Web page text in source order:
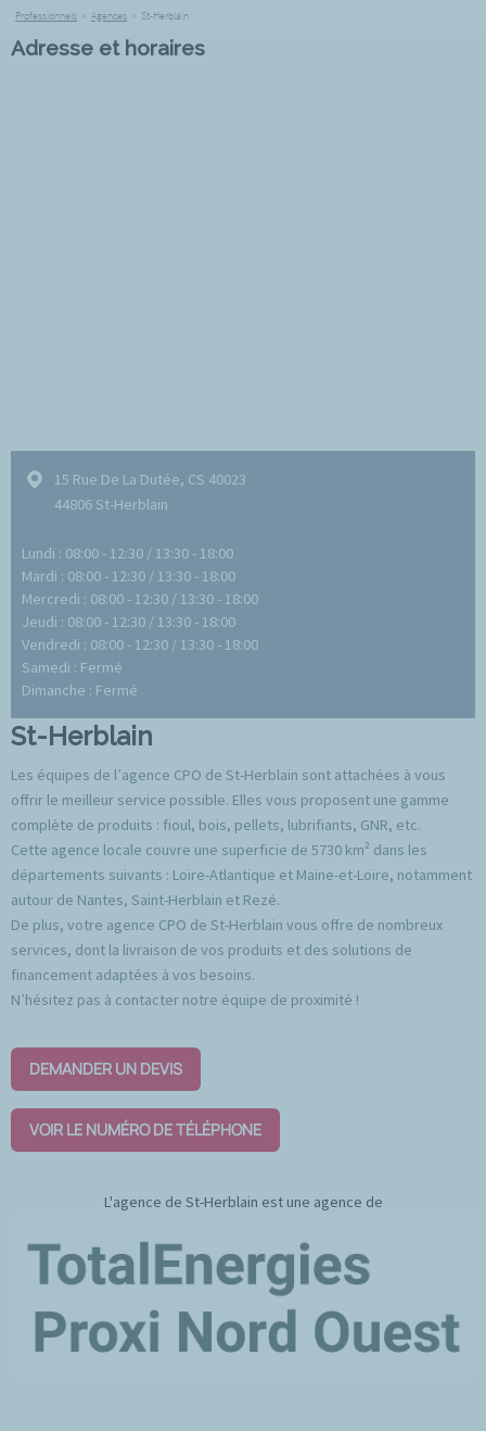
Professionnels > Agences > St-Herblain
St-Herblain
Les équipes de l’agence CPO de St-Herblain sont attachées à vous
offrir le meilleur service possible. Elles vous proposent une gamme
complète de produits : fioul, bois, pellets, lubrifiants, GNR, etc.
Cette agence locale couvre une superficie de 5730 km² dans les
départements suivants : Loire-Atlantique et Maine-et-Loire, notamment
autour de Nantes, Saint-Herblain et Rezé.
De plus, votre agence CPO de St-Herblain vous offre de nombreux
services, dont la livraison de vos produits et des solutions de
financement adaptées à vos besoins.
N’hésitez pas à contacter notre équipe de proximité !
DEMANDER UN DEVIS
VOIR LE NUMÉRO DE TÉLÉPHONE
L'agence de St-Herblain est une agence de
Adresse et horaires
15 Rue De La Dutée, CS 40023
44806 St-Herblain
Lundi : 08:00 - 12:30 / 13:30 - 18:00
Mardi : 08:00 - 12:30 / 13:30 - 18:00
Mercredi : 08:00 - 12:30 / 13:30 - 18:00
Jeudi : 08:00 - 12:30 / 13:30 - 18:00
Vendredi : 08:00 - 12:30 / 13:30 - 18:00
Samedi : Fermé
Dimanche : Fermé